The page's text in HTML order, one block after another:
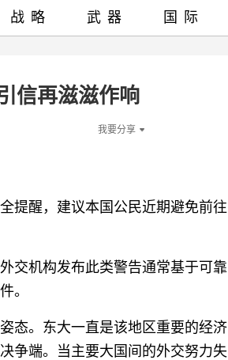
信再滋滋作响
我要分享
提醒，建议本国公民近期避免前往
交机构发布此类警告通常基于可靠
。
态。东大一直是该地区重要的经济
争端。当主要大国间的外交努力失
战略 武器 国际